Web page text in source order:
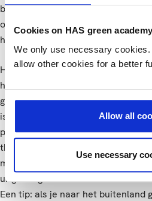
Cookies on HAS green academy
We only use necessary
allow other cookies for a better
Allow all
Use necessary
bewustzijn kunt creëren bij grote
opdracht was dus perfect, de
had wat moeite met de Portugese
Het grootste verschil zit in de
heel normaal om rond 10.00 uur te
gaan tot 19.00 of 20.00 uur. Dit is
is er ook een verschil in
prestatiedrang. Ik heb gemerkt
thuis voel. Ik vond het leerzaam
maar ik merkte dat ik daardoor
uitgedaagd.
Een tip: als je naar het buitenland